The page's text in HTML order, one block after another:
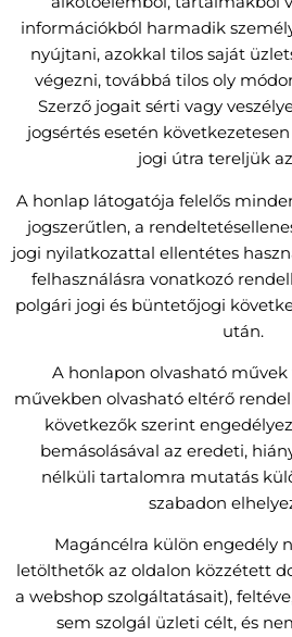
információkból harmadik
nyújtani, azokkal tilos saját
végezni, továbbá tilos oly
Szerző jogait sérti vagy
jogsértés esetén
jogi útra tereljük
A honlap látogatója felelős
jogszerűtlen, a
jogi nyilatkozattal ellentétes
felhasználásra vonatkozó
polgári jogi és büntetőjogi
után.
A honlapon olvasható művek
művekben olvasható eltérő
következők szerint
bemásolásával az eredeti,
nélküli tartalomra mutatás
szabadon
Magáncélra külön engedély
letölthetők az oldalon közzétett
a webshop szolgáltatásait),
sem szolgál üzleti célt, és